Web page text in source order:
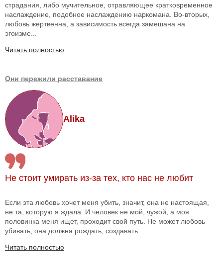
страдания, либо мучительное, отравляющее кратковременное
наслаждение, подобное наслаждению наркомана. Во-вторых,
любовь жертвенна, а зависимость всегда замешана на
эгоизме...
Читать полностью
Они пережили расставание
Alika
Не стоит умирать из-за тех, кто нас не любит
Если эта любовь хочет меня убить, значит, она не настоящая,
не та, которую я ждала. И человек не мой, чужой, а моя
половинка меня ищет, проходит свой путь. Не может любовь
убивать, она должна рождать, создавать.
Читать полностью